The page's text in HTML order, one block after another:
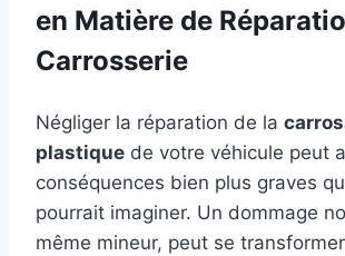
en Matière de
Carrosserie
Négliger la réparation de la
plastique de votre véhicule peut
conséquences bien plus graves
pourrait imaginer. Un dommage
même mineur, peut se